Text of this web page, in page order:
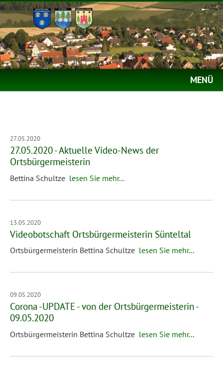
MENÜ
27.05.2020
27.05.2020 - Aktuelle Video-News der
Ortsbürgermeisterin
Bettina Schultze lesen Sie mehr...
13.05.2020
Videobotschaft Ortsbürgermeisterin Sünteltal
Ortsbürgermeisterin Bettina Schultze lesen Sie mehr...
09.05.2020
Corona -UPDATE - von der Ortsbürgermeisterin -
09.05.2020
Ortsbürgermeisterin Bettina Schultze lesen Sie mehr...